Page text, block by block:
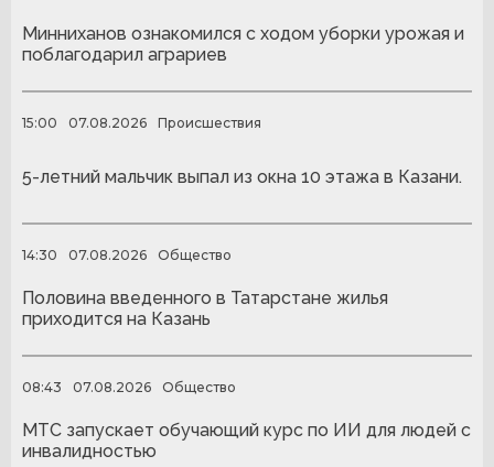
Минниханов ознакомился с ходом уборки урожая и
поблагодарил аграриев
15:00 07.08.2026 Происшествия
5-летний мальчик выпал из окна 10 этажа в Казани.
14:30 07.08.2026 Общество
Половина введенного в Татарстане жилья
приходится на Казань
08:43 07.08.2026 Общество
МТС запускает обучающий курс по ИИ для людей с
инвалидностью